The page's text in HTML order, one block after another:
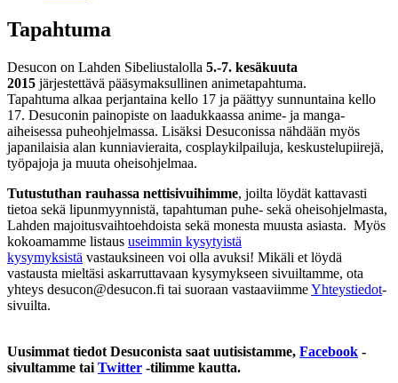
Tapahtuma
Desucon on Lahden Sibeliustalolla 5.-7. kesäkuuta
2015 järjestettävä pääsymaksullinen animetapahtuma.
Tapahtuma alkaa perjantaina kello 17 ja päättyy sunnuntaina kello
17. Desuconin painopiste on laadukkaassa anime- ja manga-
aiheisessa puheohjelmassa. Lisäksi Desuconissa nähdään myös
japanilaisia alan kunniavieraita, cosplaykilpailuja, keskustelupiirejä,
työpajoja ja muuta oheisohjelmaa.
Tutustuthan rauhassa nettisivuihimme, joilta löydät kattavasti
tietoa sekä lipunmyynnistä, tapahtuman puhe- sekä oheisohjelmasta,
Lahden majoitusvaihtoehdoista sekä monesta muusta asiasta. Myös
kokoamamme listaus useimmin kysytyistä
kysymyksistä vastauksineen voi olla avuksi! Mikäli et löydä
vastausta mieltäsi askarruttavaan kysymykseen sivuiltamme, ota
yhteys desucon@desucon.fi tai suoraan vastaaviimmeYhteystiedot-
sivuilta.
Uusimmat tiedot Desuconista saat uutisistamme, Facebook -
sivultamme tai Twitter -tilimme kautta.